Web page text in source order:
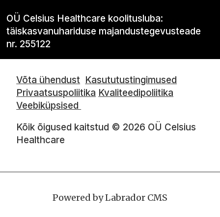
OÜ Celsius Healthcare koolitusluba:
täiskasvanuhariduse majandustegevusteade
nr. 255122
Võta ühendust Kasututustingimused
Privaatsuspoliitika Kvaliteedipoliitika
Veebiküpsised
Kõik õigused kaitstud © 2026 OÜ Celsius
Healthcare
Powered by Labrador CMS